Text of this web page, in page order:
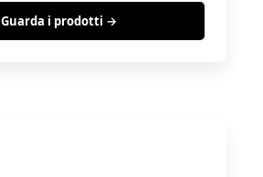
Guarda i prodotti →